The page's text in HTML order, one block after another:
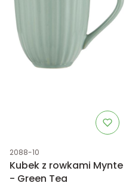
Kod produktu
2088-10
Kubek z rowkami Mynte
- Green Tea